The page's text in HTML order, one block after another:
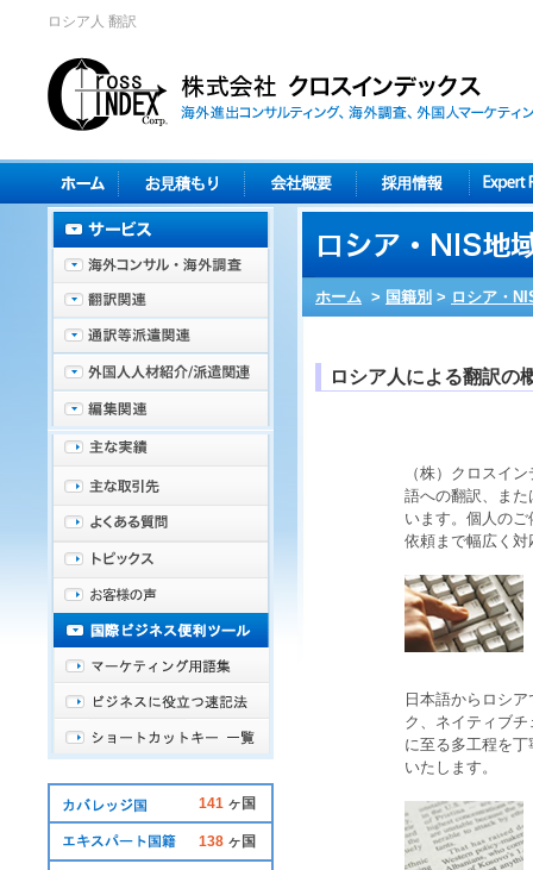
ロシア人 翻訳
ホーム > 国籍別 > ロシア・
ロシア人による翻訳の
（株）クロスイ
語への翻訳、また
います。個人の
依頼まで幅広く
日本語から ロシア
ク 、 ネイティブチ
に至る多工程を
いたします。
141 ヶ国
138 ヶ国